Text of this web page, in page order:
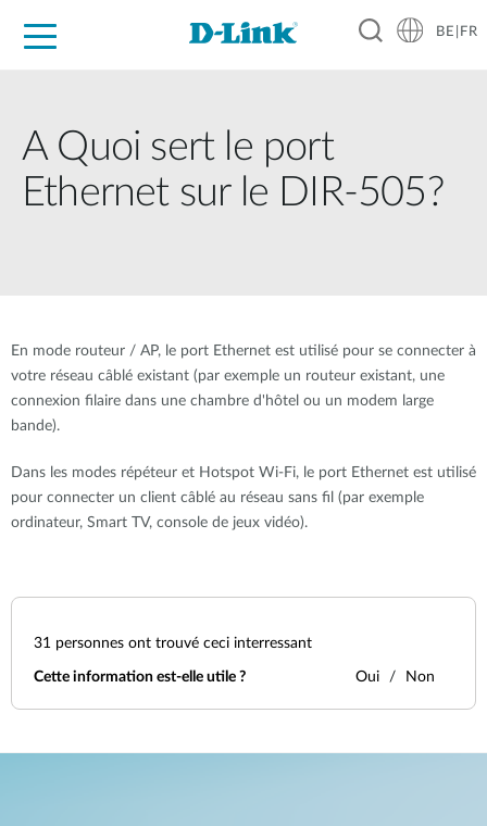
BE|FR
A Quoi sert le port
Ethernet sur le DIR-505?
En mode routeur / AP, le port Ethernet est utilisé pour se connecter à
votre réseau câblé existant (par exemple un routeur existant, une
connexion filaire dans une chambre d'hôtel ou un modem large
bande).
Dans les modes répéteur et Hotspot Wi-Fi, le port Ethernet est utilisé
pour connecter un client câblé au réseau sans fil (par exemple
ordinateur, Smart TV, console de jeux vidéo).
31 personnes ont trouvé ceci interressant
Cette information est-elle utile ? Oui Non